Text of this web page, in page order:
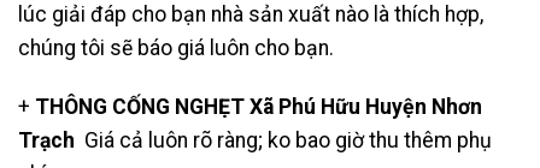
lúc giải đáp cho bạn nhà sản xuất nào là thích hợp,
chúng tôi sẽ báo giá luôn cho bạn.
+ THÔNG CỐNG NGHẸT Xã Phú Hữu Huyện Nhơn
Trạch Giá cả luôn rõ ràng; ko bao giờ thu thêm phụ